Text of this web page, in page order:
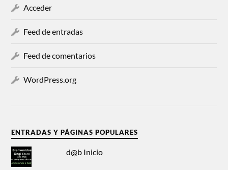
Acceder
Feed de entradas
Feed de comentarios
WordPress.org
ENTRADAS Y PÁGINAS POPULARES
d@b Inicio